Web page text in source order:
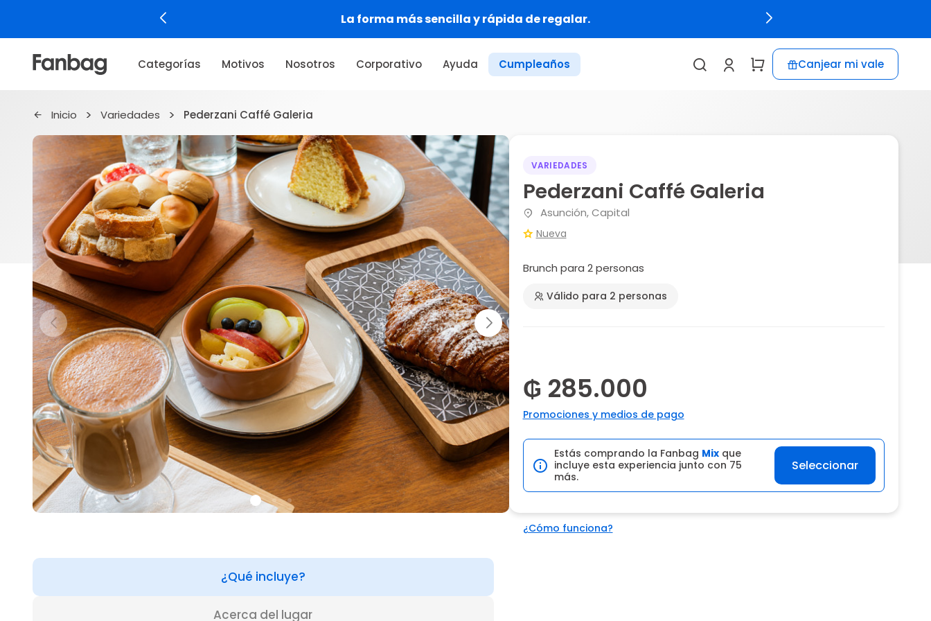
La forma más sencilla y rápida de regalar.
Categorías Motivos Nosotros Corporativo Ayuda Cumpleaños Canjear mi vale
Inicio Variedades Pederzani Caffé Galeria
VARIEDADES
Pederzani Caffé Galeria
Asunción, Capital
Nueva
Brunch para 2 personas
Válido para 2 personas
₲ 285.000
Promociones y medios de pago
Estás comprando la Fanbag Mixque
incluye esta experiencia junto con 75
más.
Seleccionar
¿Cómo funciona?
¿Qué incluye?
Acerca del lugar